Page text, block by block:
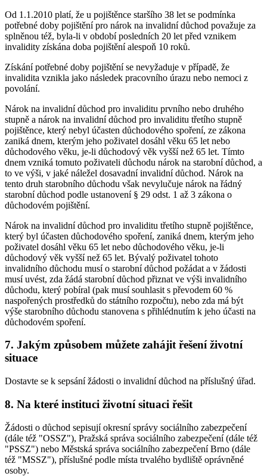
Od 1.1.2010 platí, že u pojištěnce staršího 38 let se podmínka
potřebné doby pojištění pro nárok na invalidní důchod považuje za
splněnou též, byla-li v období posledních 20 let před vznikem
invalidity získána doba pojištění alespoň 10 roků.
Získání potřebné doby pojištění se nevyžaduje v případě, že
invalidita vznikla jako následek pracovního úrazu nebo nemoci z
povolání.
Nárok na invalidní důchod pro invaliditu prvního nebo druhého
stupně a nárok na invalidní důchod pro invaliditu třetího stupně
pojištěnce, který nebyl účasten důchodového spoření, ze zákona
zaniká dnem, kterým jeho poživatel dosáhl věku 65 let nebo
důchodového věku, je-li důchodový věk vyšší než 65 let. Tímto
dnem vzniká tomuto poživateli důchodu nárok na starobní důchod, a
to ve výši, v jaké náležel dosavadní invalidní důchod. Nárok na
tento druh starobního důchodu však nevylučuje nárok na řádný
starobní důchod podle ustanovení § 29 odst. 1 až 3 zákona o
důchodovém pojištění.
Nárok na invalidní důchod pro invaliditu třetího stupně pojištěnce,
který byl účasten důchodového spoření, zaniká dnem, kterým jeho
poživatel dosáhl věku 65 let nebo důchodového věku, je-li
důchodový věk vyšší než 65 let. Bývalý poživatel tohoto
invalidního důchodu musí o starobní důchod požádat a v žádosti
musí uvést, zda žádá starobní důchod přiznat ve výši invalidního
důchodu, který pobíral (pak musí souhlasit s převodem 60 %
naspořených prostředků do státního rozpočtu), nebo zda má být
výše starobního důchodu stanovena s přihlédnutím k jeho účasti na
důchodovém spoření.
7. Jakým způsobem můžete zahájit řešení životní
situace
Dostavte se k sepsání žádosti o invalidní důchod na příslušný úřad.
8. Na které instituci životní situaci řešit
Žádosti o důchod sepisují okresní správy sociálního zabezpečení
(dále též "OSSZ"), Pražská správa sociálního zabezpečení (dále též
"PSSZ") nebo Městská správa sociálního zabezpečení Brno (dále
též "MSSZ"), příslušné podle místa trvalého bydliště oprávněné
osoby.